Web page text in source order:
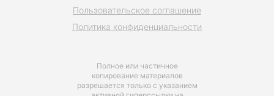
Полное или частичное
копирование материалов
разрешается только с указанием
Пользовательское соглашение
Политика конфиденциальности